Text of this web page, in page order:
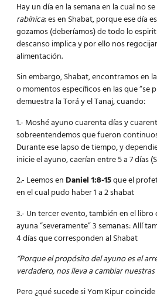
Hay un día en la semana en la cual no
rabínica; es en Shabat, porque ese día
gozamos (deberíamos) de todo lo
descanso implica y por ello nos
alimentación.
Sin embargo, Shabat, encontramos en
o momentos específicos en las que “se
demuestra la Torá y el Tanaj, cuando:
1.- Moshé ayuno cuarenta días y
sobreentendemos que fueron
Durante ese lapso de tiempo, y
inicie el ayuno, caerían entre 5 a 7 días
2.- Leemos en Daniel 1:8-15que el
en el cual pudo haber 1 a 2 shabat
3.- Un tercer evento, también en el libro
ayuna “severamente” 3 semanas: Allí
4 días que corresponden al Shabat
“Porque el propósito del ayuno es el
verdadero, nos lleva a cambiar nuestras
Pero ¿qué sucede si Yom Kipur